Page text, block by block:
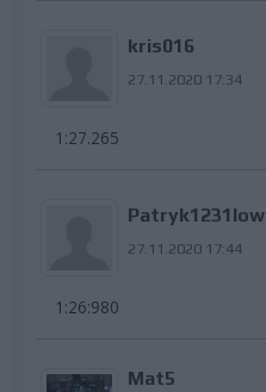
kris016
27.11.2020 17:34
1:27.265
Patryk1231low
27.11.2020 17:44
1:26:980
Mat5